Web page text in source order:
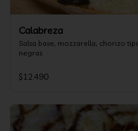
Calabreza
Salsa base, mozzarella, chorizo
negras
$12.490